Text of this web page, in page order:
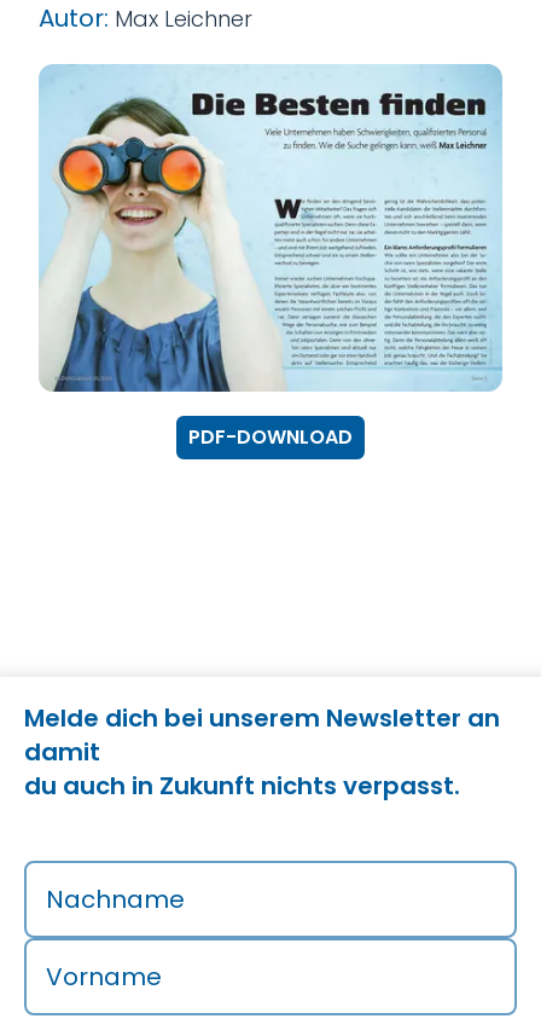
Autor: Max Leichner
PDF-DOWNLOAD
Melde dich bei unserem Newsletter an
damit
du auch in Zukunft nichts verpasst.
Nachname
Vorname